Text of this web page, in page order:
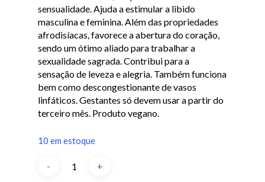
sensualidade. Ajuda a estimular a libido
masculina e feminina. Além das propriedades
afrodisíacas, favorece a abertura do coração,
sendo um ótimo aliado para trabalhar a
sexualidade sagrada. Contribui para a
sensação de leveza e alegria. Também funciona
bem como descongestionante de vasos
linfáticos. Gestantes só devem usar a partir do
terceiro mês. Produto vegano.
10 em estoque